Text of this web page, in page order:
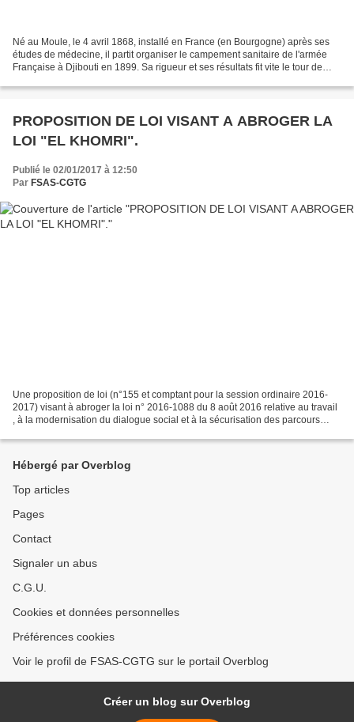
Né au Moule, le 4 avril 1868, installé en France (en Bourgogne) après ses
études de médecine, il partit organiser le campement sanitaire de l'armée
Française à Djibouti en 1899. Sa rigueur et ses résultats fit vite le tour de
PROPOSITION DE LOI VISANT A ABROGER LA
LOI "EL KHOMRI".
Publié le 02/01/2017 à 12:50
Par FSAS-CGTG
Une proposition de loi (n°155 et comptant pour la session ordinaire 2016-
2017) visant à abroger la loi n° 2016-1088 du 8 août 2016 relative au travail
, à la modernisation du dialogue social et à la sécurisation des parcours
Hébergé par Overblog
Top articles
Pages
Contact
Signaler un abus
C.G.U.
Cookies et données personnelles
Préférences cookies
Voir le profil de FSAS-CGTG sur le portail Overblog
Créer un blog sur Overblog